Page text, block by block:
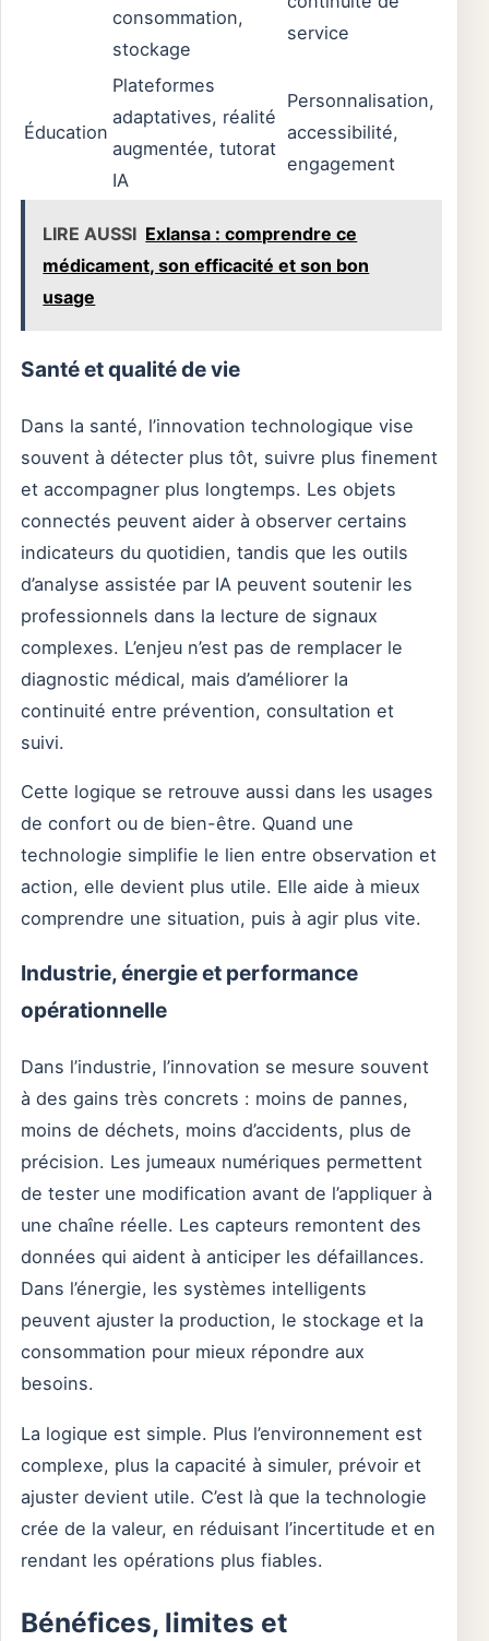
consommation,
stockage
service
Éducation
Plateformes
adaptatives, réalité
augmentée, tutorat
IA
Personnalisation,
accessibilité,
engagement
LIRE AUSSI Exlansa : comprendre ce
médicament, son efficacité et son bon
usage
Santé et qualité de vie
Dans la santé, l’innovation technologique vise
souvent à détecter plus tôt, suivre plus finement
et accompagner plus longtemps. Les objets
connectés peuvent aider à observer certains
indicateurs du quotidien, tandis que les outils
d’analyse assistée par IA peuvent soutenir les
professionnels dans la lecture de signaux
complexes. L’enjeu n’est pas de remplacer le
diagnostic médical, mais d’améliorer la
continuité entre prévention, consultation et
suivi.
Cette logique se retrouve aussi dans les usages
de confort ou de bien-être. Quand une
technologie simplifie le lien entre observation et
action, elle devient plus utile. Elle aide à mieux
comprendre une situation, puis à agir plus vite.
Industrie, énergie et performance
opérationnelle
Dans l’industrie, l’innovation se mesure souvent
à des gains très concrets : moins de pannes,
moins de déchets, moins d’accidents, plus de
précision. Les jumeaux numériques permettent
de tester une modification avant de l’appliquer à
une chaîne réelle. Les capteurs remontent des
données qui aident à anticiper les défaillances.
Dans l’énergie, les systèmes intelligents
peuvent ajuster la production, le stockage et la
consommation pour mieux répondre aux
besoins.
La logique est simple. Plus l’environnement est
complexe, plus la capacité à simuler, prévoir et
ajuster devient utile. C’est là que la technologie
crée de la valeur, en réduisant l’incertitude et en
rendant les opérations plus fiables.
Bénéfices, limites et